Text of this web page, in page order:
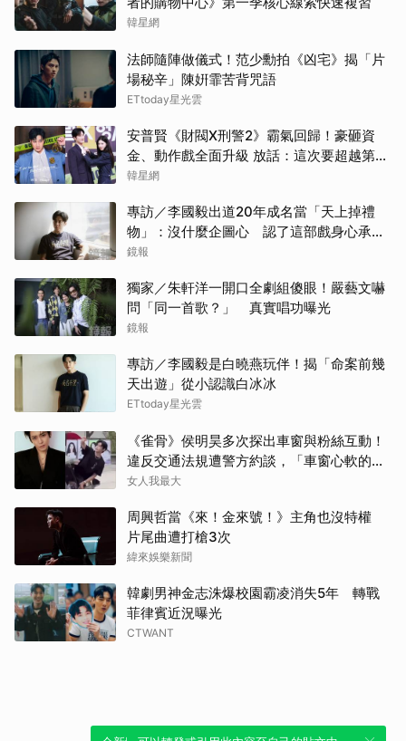
金高
林智
戶田
徐仁
韓星網
法師隨陣做儀式！范少勳拍《凶宅》揭「片
場秘辛」陳姸霏苦背咒語
ETtoday星光雲
安普賢《財閥X刑警2》霸氣回歸！豪砸資
金、動作戲全面升級 放話：這次要超越第一
季
韓星網
專訪／李國毅出道20年成名當「天上掉禮
物」：沒什麼企圖心 認了這部戲身心承受
壓力最大
鏡報
獨家／朱軒洋一開口全劇組傻眼！嚴藝文嚇
問「同一首歌？」 真實唱功曝光
鏡報
專訪／李國毅是白曉燕玩伴！揭「命案前幾
天出遊」從小認識白冰冰
ETtoday星光雲
《雀骨》侯明昊多次探出車窗與粉絲互動！
違反交通法規遭警方約談，「車窗心軟的
神」上熱搜
女人我最大
周興哲當《來！金來號！》主角也沒特權
片尾曲遭打槍3次
緯來娛樂新聞
韓劇男神金志洙爆校園霸凌消失5年 轉戰
菲律賓近況曝光
CTWANT